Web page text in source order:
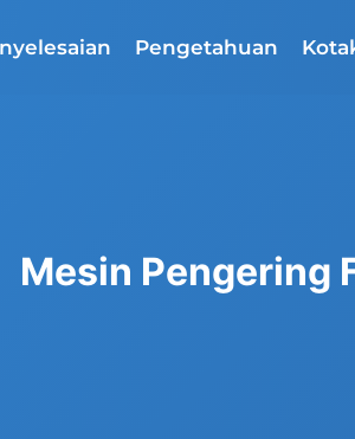
Pengetahuan
Mesin Pengering